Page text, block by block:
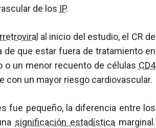
de los IP.
al inicio del estudio, el CR de
que estar fuera de tratamiento en
o un menor recuento de células CD4
un mayor riesgo cardiovascular.
fue pequeño, la diferencia entre los
significación estadística marginal.